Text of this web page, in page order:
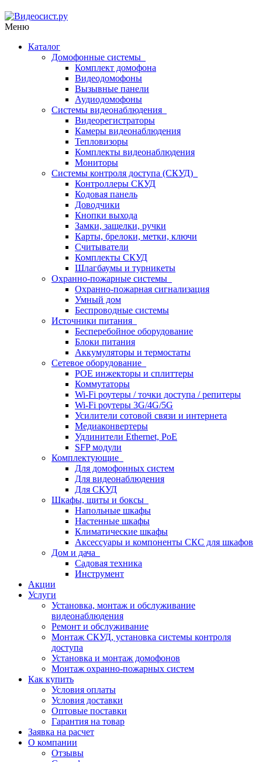
Меню
Каталог
Домофонные системы
Комплект домофона
Видеодомофоны
Вызывные панели
Аудиодомофоны
Системы видеонаблюдения
Видеорегистраторы
Камеры видеонаблюдения
Тепловизоры
Комплекты видеонаблюдения
Мониторы
Системы контроля доступа (СКУД)
Контроллеры СКУД
Кодовая панель
Доводчики
Кнопки выхода
Замки, защелки, ручки
Карты, брелоки, метки, ключи
Считыватели
Комплекты СКУД
Шлагбаумы и турникеты
Охранно-пожарные системы
Охранно-пожарная сигнализация
Умный дом
Беспроводные системы
Источники питания
Бесперебойное оборудование
Блоки питания
Аккумуляторы и термостаты
Сетевое оборудование
POE инжекторы и сплиттеры
Коммутаторы
Wi-Fi роутеры / точки доступа / репитеры
Wi-Fi роутеры 3G/4G/5G
Усилители сотовой связи и интернета
Медиаконвертеры
Удлинители Ethernet, PoE
SFP модули
Комплектующие
Для домофонных систем
Для видеонаблюдения
Для СКУД
Шкафы, щиты и боксы
Напольные шкафы
Настенные шкафы
Климатические шкафы
Аксессуары и компоненты СКС для шкафов
Дом и дача
Садовая техника
Инструмент
Акции
Услуги
Установка, монтаж и обслуживание
видеонаблюдения
Ремонт и обслуживание
Монтаж СКУД, установка системы контроля
доступа
Установка и монтаж домофонов
Монтаж охранно-пожарных систем
Как купить
Условия оплаты
Условия доставки
Оптовые поставки
Гарантия на товар
Заявка на расчет
О компании
Отзывы